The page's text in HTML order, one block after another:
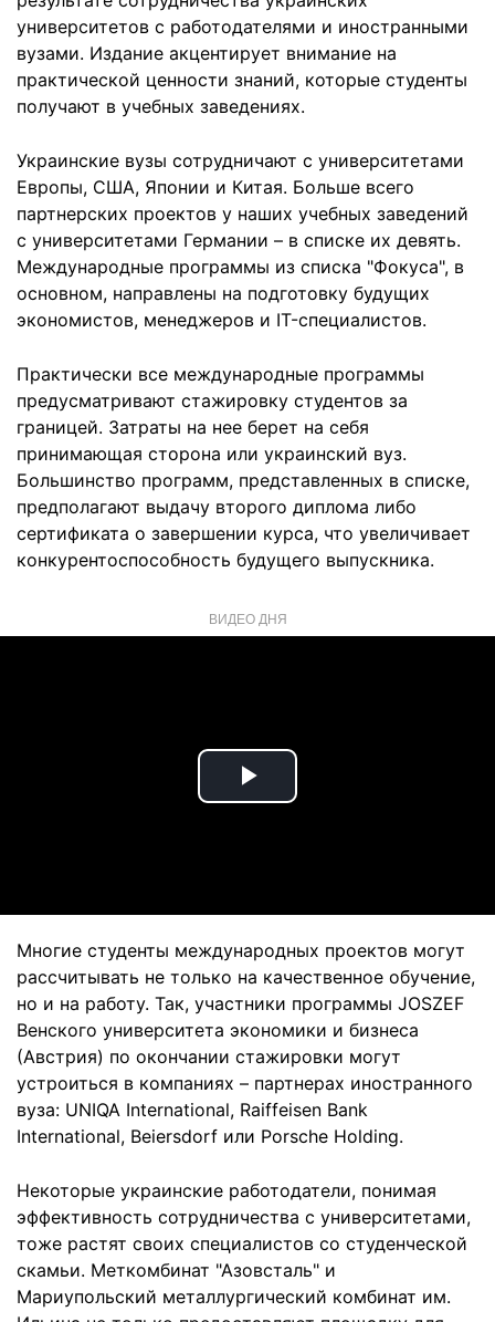
университетов с работодателями и иностранными
вузами. Издание акцентирует внимание на
практической ценности знаний, которые студенты
получают в учебных заведениях.
Украинские вузы сотрудничают с университетами
Европы, США, Японии и Китая. Больше всего
партнерских проектов у наших учебных заведений
с университетами Германии – в списке их девять.
Международные программы из списка "Фокуса", в
основном, направлены на подготовку будущих
экономистов, менеджеров и IT-специалистов.
Практически все международные программы
предусматривают стажировку студентов за
границей. Затраты на нее берет на себя
принимающая сторона или украинский вуз.
Большинство программ, представленных в списке,
предполагают выдачу второго диплома либо
сертификата о завершении курса, что увеличивает
конкурентоспособность будущего выпускника.
ВИДЕО ДНЯ
Play
Многие студенты международных проектов могут
рассчитывать не только на качественное обучение,
но и на работу. Так, участники программы JOSZEF
Венского университета экономики и бизнеса
(Австрия) по окончании стажировки могут
устроиться в компаниях – партнерах иностранного
вуза: UNIQA International, Raiffeisen Bank
International, Beiersdorf или Porsche Holding.
Некоторые украинские работодатели, понимая
эффективность сотрудничества с университетами,
тоже растят своих специалистов со студенческой
скамьи. Меткомбинат "Азовсталь" и
Мариупольский металлургический комбинат им.